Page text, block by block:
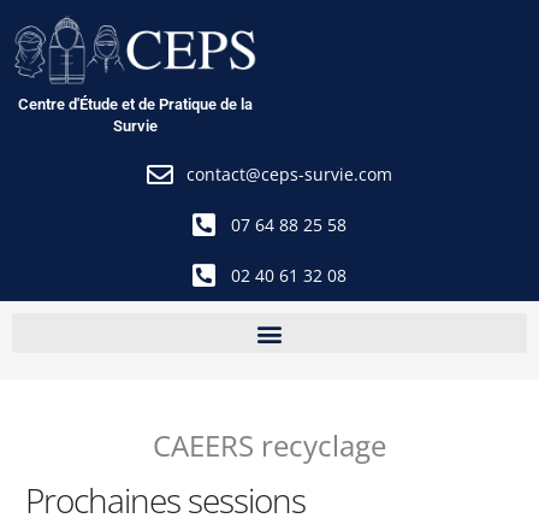
au
contenu
Centre d'Étude et de Pratique de la
Survie
contact@ceps-survie.com
07 64 88 25 58
02 40 61 32 08
CAEERS recyclage
Prochaines sessions